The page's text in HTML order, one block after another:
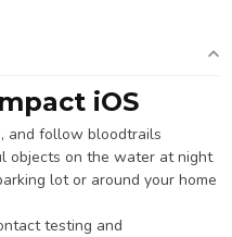
iOS
and follow bloodtrails
objects on the water at night
lot or around your home
testing and